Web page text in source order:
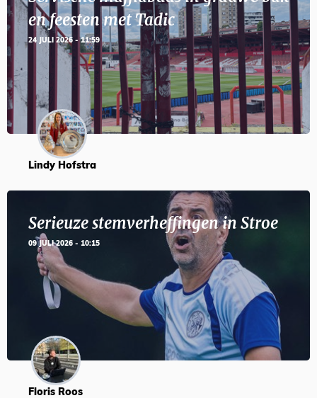
en feesten met Tadic
24 JULI 2026 - 11:59
Lindy Hofstra
Serieuze stemverheffingen in Stroe
09 JULI 2026 - 10:15
Floris Roos